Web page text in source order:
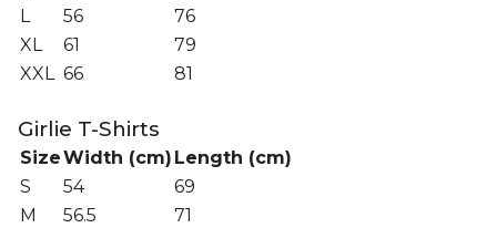
L
56
76
XL
61
79
XXL 66 81
Girlie T-Shirts
SizeWidth (cm) Length (cm)
S
54
69
M
56.5
71